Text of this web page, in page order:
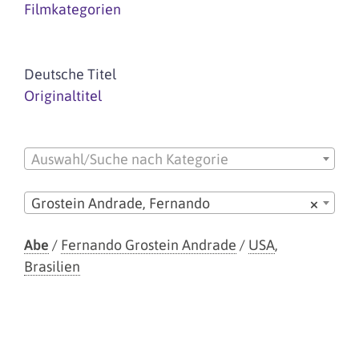
Filmkategorien
Deutsche Titel
Originaltitel
Auswahl/Suche nach Kategorie
×
Grostein Andrade, Fernando
Abe / Fernando Grostein Andrade / USA,
Brasilien